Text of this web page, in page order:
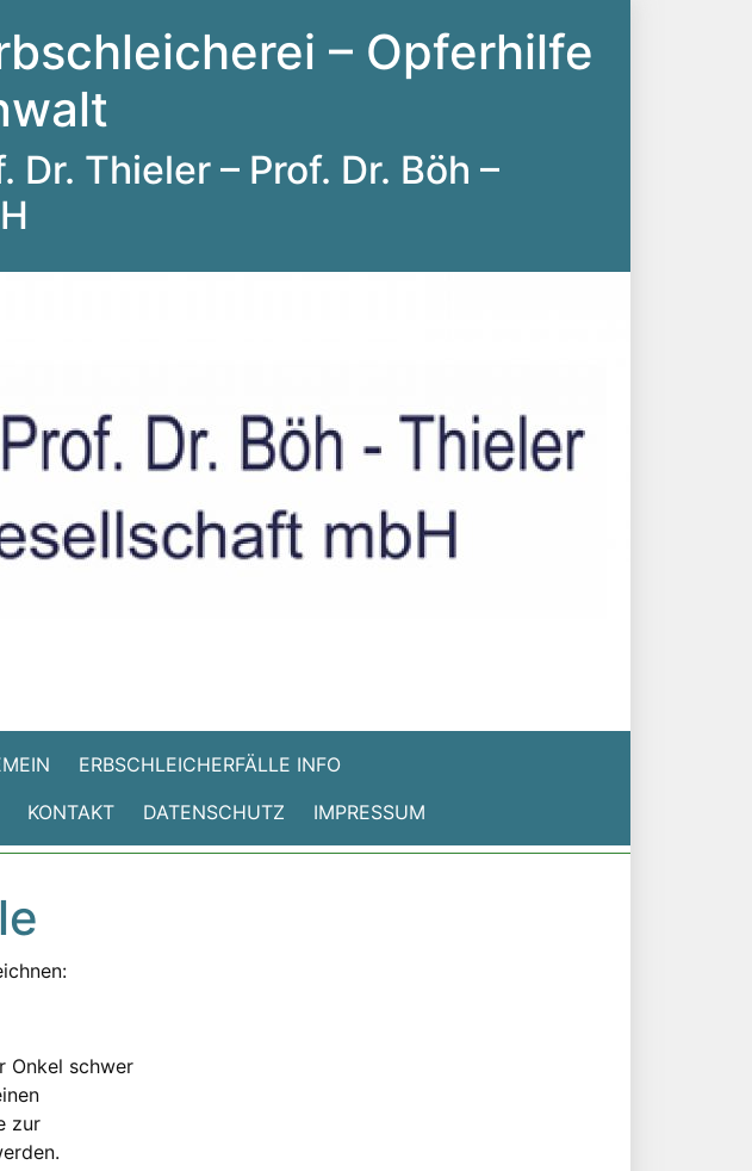
– Opferhilfe
Thieler – Prof. Dr. Böh –
ERBSCHLEICHERFÄLLE INFO
KONTAKT DATENSCHUTZ IMPRESSUM
Onkel schwer
zur